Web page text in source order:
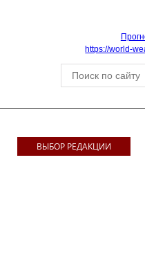
https://world-
ВЫБОР РЕДАКЦИИ